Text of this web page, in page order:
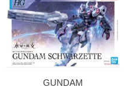
GUNDAM